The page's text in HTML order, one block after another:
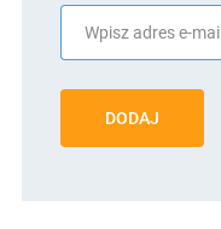
DODAJ